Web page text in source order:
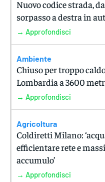
Nuovo codice strada,
sorpasso a destra in
→ Approfondisci
Ambiente
Chiuso per troppo
Lombardia a 3600
→ Approfondisci
Agricoltura
Coldiretti Milano:
efficientare rete e
accumulo’
→ Approfondisci